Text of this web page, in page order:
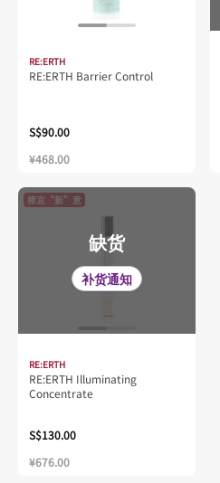
RE:ERTH
RE:ERTH Barrier Control
S$90.00
¥468.00
缺货
补货通知
樟宜“新”意
RE:ERTH
RE:ERTH Illuminating
Concentrate
S$130.00
¥676.00